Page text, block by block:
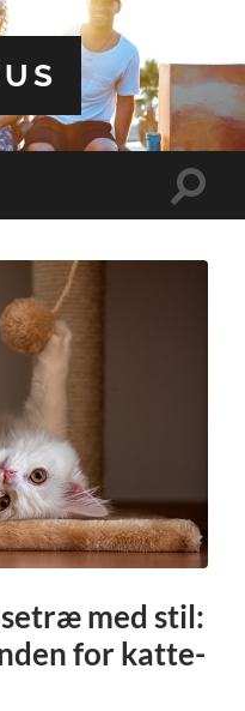
Toggle
med stil:
for katte-